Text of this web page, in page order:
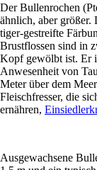
Der Bullenrochen
ähnlich, aber größer.
tiger-gestreifte
Brustflossen sind in
Kopf gewölbt ist. Er
Anwesenheit von
Meter über dem
Fleischfresser, die
ernähren,
Ausgewachsene